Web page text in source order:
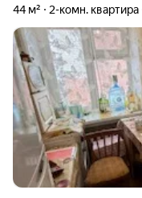
44 м² 2-комн. квартира